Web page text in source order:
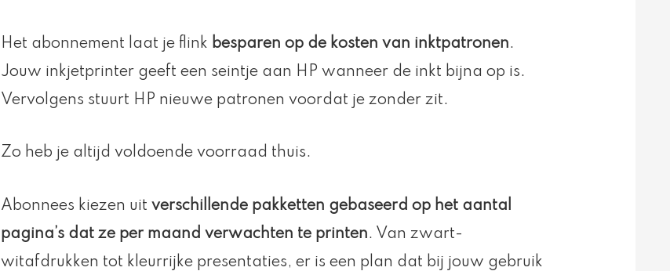
Het abonnement laat je flink besparen op de kosten van inktpatronen.
Jouw inkjetprinter geeft een seintje aan HP wanneer de inkt bijna op is.
Vervolgens stuurt HP nieuwe patronen voordat je zonder zit.
Zo heb je altijd voldoende voorraad thuis.
Abonnees kiezen uit verschillende pakketten gebaseerd op het aantal
pagina’s dat ze per maand verwachten te printen. Van zwart-
witafdrukken tot kleurrijke presentaties, er is een plan dat bij jouw gebruik